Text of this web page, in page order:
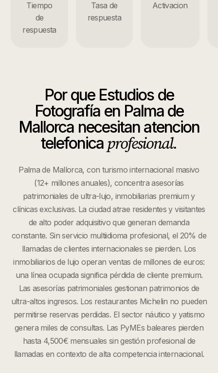
Tiempo
de
respuesta
Tasa de
respuesta
Activacion
Por que Estudios de
Fotografía en Palma de
Mallorca necesitan atencion
telefonica profesional.
Palma de Mallorca, con turismo internacional masivo
(12+ millones anuales), concentra asesorías
patrimoniales de ultra-lujo, inmobiliarias premium y
clínicas exclusivas. La ciudad atrae residentes y visitantes
de alto poder adquisitivo que generan demanda
constante. Sin servicio multiidioma profesional, el 20% de
llamadas de clientes internacionales se pierden. Los
inmobiliarios de lujo operan ventas de millones de euros:
una línea ocupada significa pérdida de cliente premium.
Las asesorías patrimoniales gestionan patrimonios de
ultra-altos ingresos. Los restaurantes Michelin no pueden
permitirse reservas perdidas. El sector náutico y yatismo
genera miles de consultas. Las PyMEs baleares pierden
hasta 4,500€ mensuales sin gestión profesional de
llamadas en contexto de alta competencia internacional.